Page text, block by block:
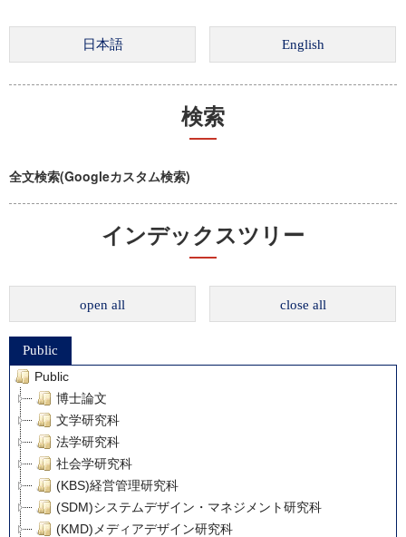
検索
全文検索(Googleカスタム検索)
インデックスツリー
open all close all
Public
Public
博士論文
文学研究科
法学研究科
社会学研究科
(KBS)経営管理研究科
(SDM)システムデザイン・マネジメント研究科
(KMD)メディアデザイン研究科